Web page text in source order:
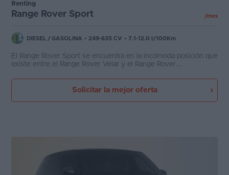
Renting
Range Rover Sport /mes
DIESEL / GASOLINA • 249-635 CV • 7.1-12.0 l/100Km
El Range Rover Sport se encuentra en la incómoda posición que
existe entre el Range Rover Velar y el Range Rover.
un interior y unos acabados al más alto nivel, combinando
materiales nobles con pantallas táctiles con un exquisito gusto
Solicitar la mejor oferta